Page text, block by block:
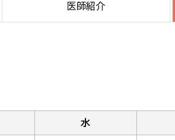
医師紹介
水